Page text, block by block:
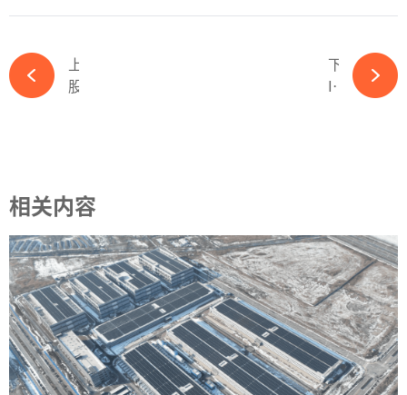
下一篇
Inter solar Europe 2025︱揭秘迈贝特展位三大亮点-ky体育APP官网下载
相关内容